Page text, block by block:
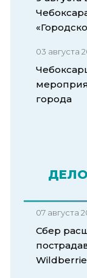
03 августа
города
07 августа
Сбер